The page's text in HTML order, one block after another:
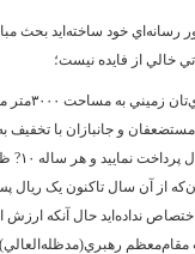
خود ساخته‌ايد بحث
خالي از فايده نيست؛
خريداري!
از آن سال تاکنون يک ريال
مقام‌معظم